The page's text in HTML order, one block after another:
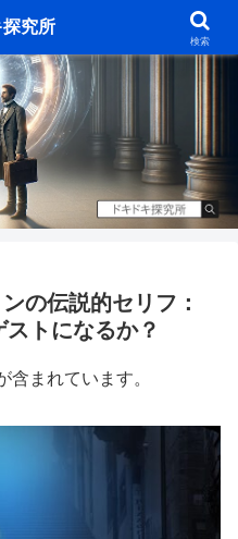
の伝説的セリフ：
トになるか？
含まれています。
探究所
検索